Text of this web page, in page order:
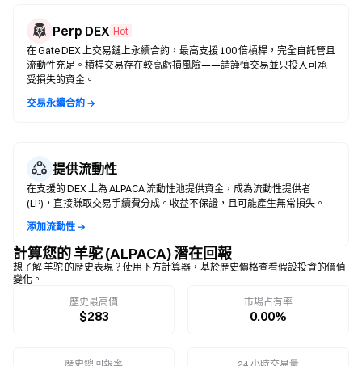
Perp DEX Hot
在 Gate DEX 上交易鏈上永續合約，最高支援 100 倍槓桿，完全自託管且
流動性充足。槓桿交易存在較高虧損風險——請謹慎交易並只投入可承
受損失的資金。
交易永續合約 →
提供流動性
在支援的 DEX 上為 ALPACA 流動性池提供資金，成為流動性提供者
(LP)，直接賺取交易手續費分成。收益不保證，且可能產生無常損失。
添加流動性 →
計算您的 羊驼 (ALPACA) 潛在回報
想了解 羊驼 的歷史表現？使用下方計算器，基於歷史價格查看假設投資的價值
變化。
歷史最高價
$283
市場占有率
0.00%